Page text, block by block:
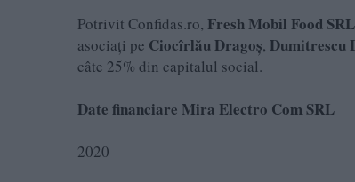
Potrivit Confidas.ro, Fresh Mobil Food SRL
asociați pe Ciocîrlău Dragoş, Dumitrescu
câte 25% din capitalul social.
Date financiare Mira Electro Com SRL
2020